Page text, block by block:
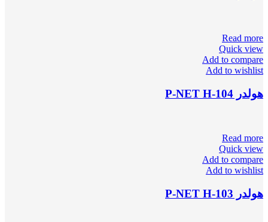
Read more
Quick view
Add to compare
Add to wishlist
هولدر P-NET H-104
Read more
Quick view
Add to compare
Add to wishlist
هولدر P-NET H-103